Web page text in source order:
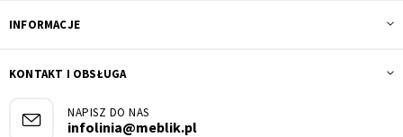
INFORMACJE
KONTAKT I OBSŁUGA
NAPISZ DO NAS
infolinia@meblik.pl